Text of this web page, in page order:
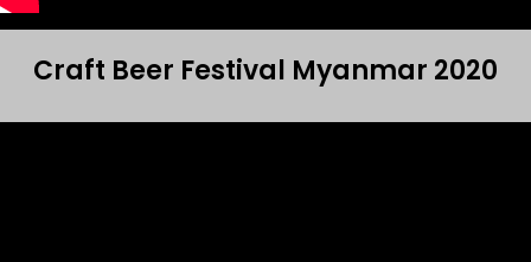
Craft Beer Festival Myanmar 2020